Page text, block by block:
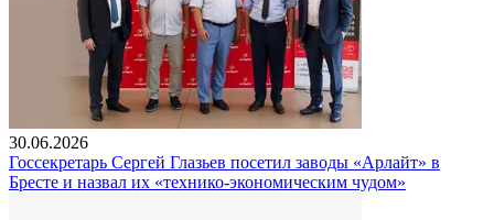
30.06.2026
Госсекретарь Сергей Глазьев посетил заводы «Арлайт» в
Бресте и назвал их «технико-экономическим чудом»